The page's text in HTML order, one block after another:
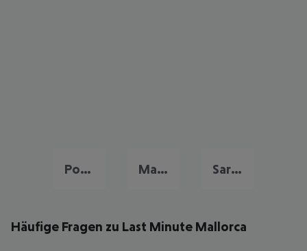
Portugal Urlaub Malta Last Minute Sardinien Last Minute
Häufige Fragen zu Last Minute Mallorca